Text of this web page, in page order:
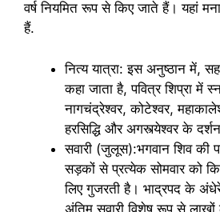
वर्ष नियमित रूप से किए जाते हैं। यहां
हैं.
नित्य यात्रा: इस अनुष्ठान में,
कहा जाता है, पवित्र शिप्रा में
नागचंद्रेश्वर, कोटेश्वर,
हरसिद्धि और अगस्त्येश्वर के
सवारी (जुलूस):भगवान शिव की
सड़कों से प्रत्येक सोमवार को
लिए गुजरती है। भाद्रपद के
अंतिम सवारी विशेष रूप से लाखों